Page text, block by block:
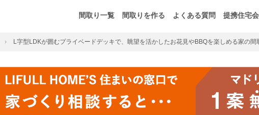
間取り一覧 間取りを作る よくある質問 提携住宅
L字型LDKが囲むプライベードデッキで、眺望を活かしたお花見やBBQを楽しめる家の間